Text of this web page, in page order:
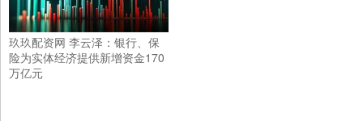
玖玖配资网 李云泽：银行、保
险为实体经济提供新增资金170
万亿元